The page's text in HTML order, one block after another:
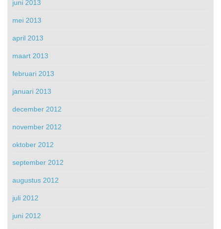
juni 2013
mei 2013
april 2013
maart 2013
februari 2013
januari 2013
december 2012
november 2012
oktober 2012
september 2012
augustus 2012
juli 2012
juni 2012